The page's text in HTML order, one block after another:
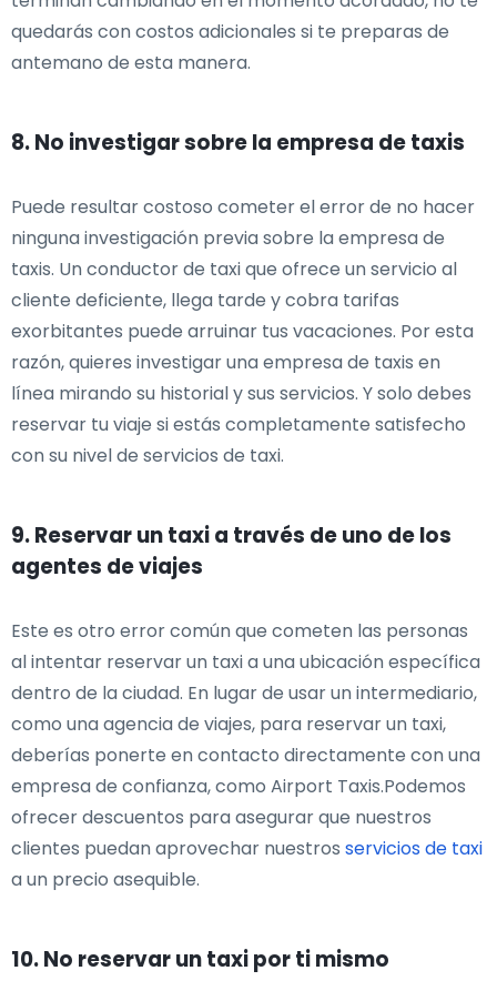
quedarás con costos adicionales si te preparas de
antemano de esta manera.
8. No investigar sobre la empresa de taxis
Puede resultar costoso cometer el error de no hacer
ninguna investigación previa sobre la empresa de
taxis. Un conductor de taxi que ofrece un servicio al
cliente deficiente, llega tarde y cobra tarifas
exorbitantes puede arruinar tus vacaciones. Por esta
razón, quieres investigar una empresa de taxis en
línea mirando su historial y sus servicios. Y solo debes
reservar tu viaje si estás completamente satisfecho
con su nivel de servicios de taxi.
9. Reservar un taxi a través de uno de los
agentes de viajes
Este es otro error común que cometen las personas
al intentar reservar un taxi a una ubicación específica
dentro de la ciudad. En lugar de usar un intermediario,
como una agencia de viajes, para reservar un taxi,
deberías ponerte en contacto directamente con una
empresa de confianza, como Airport Taxis.Podemos
ofrecer descuentos para asegurar que nuestros
clientes puedan aprovechar nuestros servicios de taxi
a un precio asequible.
10. No reservar un taxi por ti mismo